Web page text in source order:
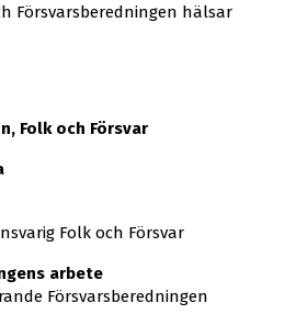
Försvarsberedningen hälsar
Folk och Försvar
Folk och Försvar
arbete
Försvarsberedningen